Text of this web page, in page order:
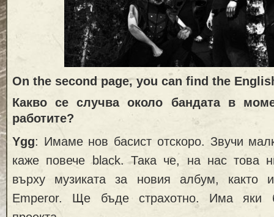
On the second page, you can find the
Какво се случва около бандата в
работите?
Ygg: Имаме нов басист отскоро. Звучи
каже повече black. Така че, на нас това
върху музиката за новия албум, както
Emperor. Ще бъде страхотно. Има яки